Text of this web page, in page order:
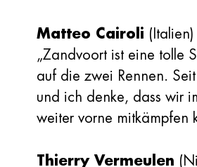
Matteo Cairoli (Italien)
„Zandvoort ist eine tolle
auf die zwei Rennen.
und ich denke, dass wir
weiter vorne mitkämpfen
Thierry Vermeulen